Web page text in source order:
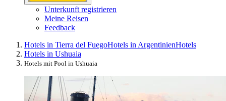
Unterkunft registrieren
Meine Reisen
Feedback
Hotels in Tierra del FuegoHotels in ArgentinienHotels
Hotels in Ushuaia
Hotels mit Pool in Ushuaia